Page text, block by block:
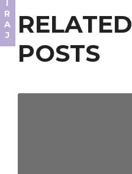
RELATED
POSTS